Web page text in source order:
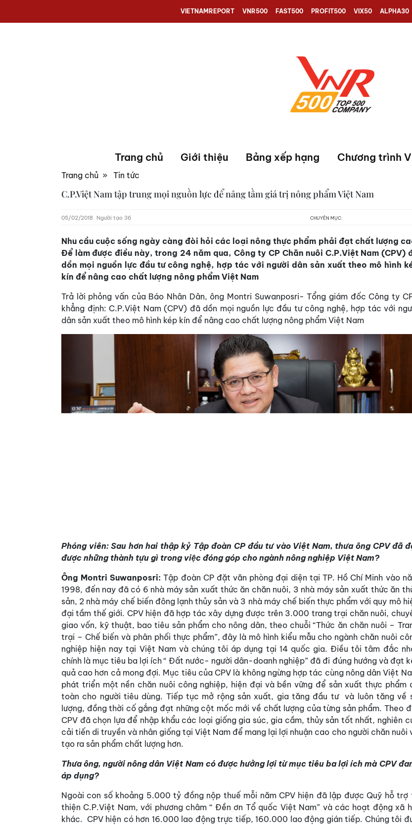
VIETNAMREPORT VNR500 FAST500 PROFIT500 VIX50 ALPHA30
Trang chủ Giới thiệu Bảng xếp hạng Chương trình
Trang chủ » Tin tức
C.P.Việt Nam tập trung mọi nguồn lực để nâng tầm giá trị nông phẩm Việt Nam
05/02/2018 Người tạo 36 CHUYÊN MỤC:
Nhu cầu cuộc sống ngày càng đòi hỏi các loại nông thực phẩm phải đạt chất lượng
Để làm được điều này, trong 24 năm qua, Công ty CP Chăn nuôi C.P.Việt Nam (CPV)
dồn mọi nguồn lực đầu tư công nghệ, hợp tác với người dân sản xuất theo mô hình
kín để nâng cao chất lượng nông phẩm Việt Nam
Trả lời phỏng vấn của Báo Nhân Dân, ông Montri Suwanposri- Tổng giám đốc Công ty
khẳng định: C.P.Việt Nam (CPV) đã dồn mọi nguồn lực đầu tư công nghệ, hợp tác với
dân sản xuất theo mô hình kép kín để nâng cao chất lượng nông phẩm Việt Nam
Phóng viên: Sau hơn hai thập kỷ Tập đoàn CP đầu tư vào Việt Nam, thưa ông CPV đã
được những thành tựu gì trong việc đóng góp cho ngành nông nghiệp Việt Nam?
Ông Montri Suwanposri: Tập đoàn CP đặt văn phòng đại diện tại TP. Hồ Chí Minh vào
1998, đến nay đã có 6 nhà máy sản xuất thức ăn chăn nuôi, 3 nhà máy sản xuất thức ăn
sản, 2 nhà máy chế biến đông lạnh thủy sản và 3 nhà máy chế biến thực phẩm với quy mô
đại tầm thế giới. CPV hiện đã hợp tác xây dựng được trên 3.000 trang trại chăn nuôi,
giao vốn, kỹ thuật, bao tiêu sản phẩm cho nông dân, theo chuỗi “Thức ăn chăn nuôi –
trại – Chế biến và phân phối thực phẩm”, đây là mô hình kiểu mẫu cho ngành chăn nuôi
nghiệp hiện nay tại Việt Nam và chúng tôi áp dụng tại 14 quốc gia. Điều tôi tâm đắc
chính là mục tiêu ba lợi ích “ Đất nước- người dân-doanh nghiệp” đã đi đúng hướng và đạt
quả cao hơn cả mong đợi. Mục tiêu của CPV là không ngừng hợp tác cùng nông dân Việt
phát triển một nền chăn nuôi công nghiệp, hiện đại và bền vững để sản xuất thực phẩm
toàn cho người tiêu dùng. Tiếp tục mở rộng sản xuất, gia tăng đầu tư và luôn tăng về
lượng, đồng thời cố gắng đạt những cột mốc mới về chất lượng của từng sản phẩm. Theo
CPV đã chọn lựa để nhập khẩu các loại giống gia súc, gia cầm, thủy sản tốt nhất, nghiên
cải tiến di truyền và nhân giống tại Việt Nam để mang lại lợi nhuận cao cho người chăn nuôi
tạo ra sản phẩm chất lượng hơn.
Thưa ông, người nông dân Việt Nam có được hưởng lợi từ mục tiêu ba lợi ích mà CPV
áp dụng?
Ngoài con số khoảng 5.000 tỷ đồng nộp thuế mỗi năm CPV hiện đã lập được Quỹ hỗ trợ
thiện C.P.Việt Nam, với phương châm “ Đền ơn Tổ quốc Việt Nam” và các hoạt động xã
khác. CPV hiện có hơn 16.000 lao động trực tiếp, 160.000 lao động gián tiếp. Chúng tôi